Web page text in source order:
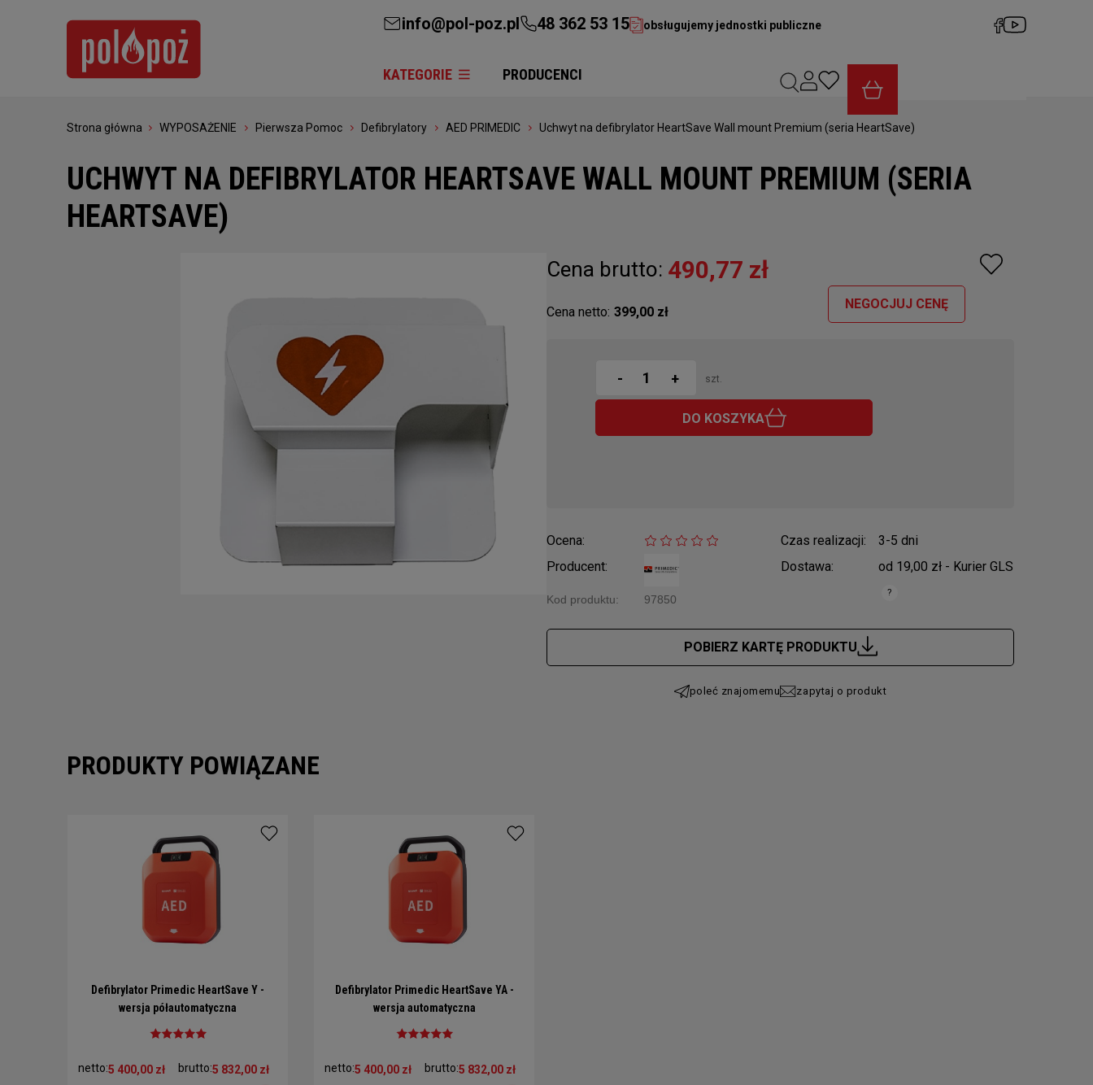
info@pol-poz.pl 48 362 53 15 obsługujemy jednostki publiczne
KATEGORIE PRODUCENCI
Strona główna WYPOSAŻENIE Pierwsza Pomoc Defibrylatory AED PRIMEDIC Uchwyt na defibrylator HeartSave Wall mount Premium (seria HeartSave)
UCHWYT NA DEFIBRYLATOR HEARTSAVE WALL MOUNT PREMIUM (SERIA
HEARTSAVE)
Cena brutto: 490,77 zł
Cena netto: 399,00 zł
NEGOCJUJ CENĘ
- + szt.
DO KOSZYKA
Ocena:
Producent:
Kod produktu: 97850
Czas realizacji:
3-5 dni
Dostawa:
od 19,00 zł - Kurier GLS
Cena nie zawiera ewentualnych kosztów
płatności
POBIERZ KARTĘ PRODUKTU
poleć znajomemu zapytaj o produkt
PRODUKTY POWIĄZANE
Defibrylator Primedic HeartSave Y -
wersja półautomatyczna
netto:5 400,00 zł brutto:5 832,00 zł
Defibrylator Primedic HeartSave YA -
wersja automatyczna
netto:5 400,00 zł brutto:5 832,00 zł